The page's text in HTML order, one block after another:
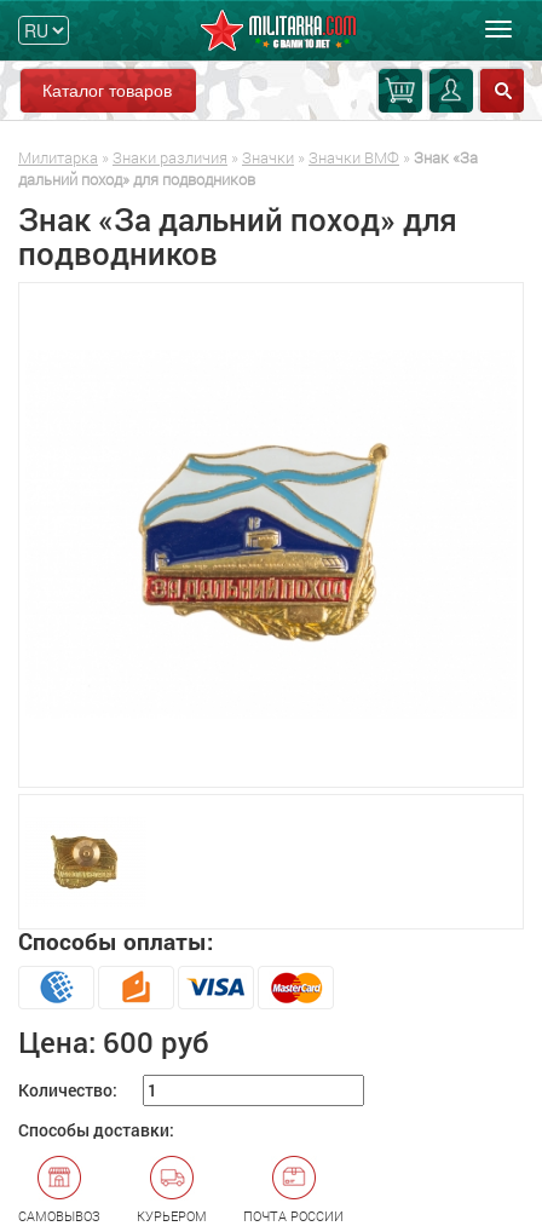
Каталог товаров
Милитарка » Знаки различия » Значки » Значки ВМФ » Знак «За
дальний поход» для подводников
Знак «За дальний поход» для
подводников
Способы оплаты:
Цена: 600 руб
Количество:
Способы доставки:
САМОВЫВОЗ КУРЬЕРОМ ПОЧТА РОССИИ